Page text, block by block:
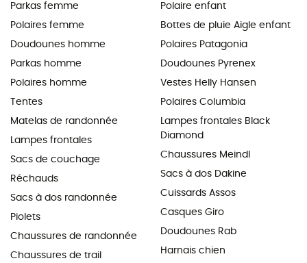
Parkas femme
Polaires femme
Doudounes homme
Parkas homme
Polaires homme
Tentes
Matelas de randonnée
Lampes frontales
Sacs de couchage
Réchauds
Sacs à dos randonnée
Piolets
Chaussures de randonnée
Chaussures de trail
Polaire enfant
Bottes de pluie Aigle enfant
Polaires Patagonia
Doudounes Pyrenex
Vestes Helly Hansen
Polaires Columbia
Lampes frontales Black
Diamond
Chaussures Meindl
Sacs à dos Dakine
Cuissards Assos
Casques Giro
Doudounes Rab
Harnais chien